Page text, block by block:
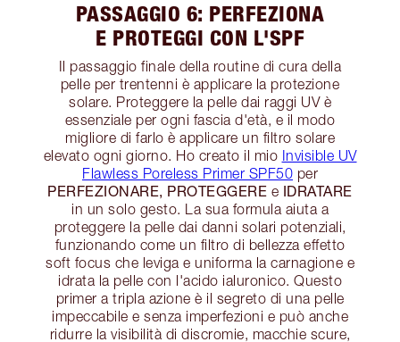
PASSAGGIO 6: PERFEZIONA
E PROTEGGI CON L'SPF
Il passaggio finale della routine di cura della
pelle per trentenni è applicare la protezione
solare. Proteggere la pelle dai raggi UV è
essenziale per ogni fascia d'età, e il modo
migliore di farlo è applicare un filtro solare
elevato ogni giorno. Ho creato il mio Invisible UV
Flawless Poreless Primer SPF50 per
PERFEZIONARE, PROTEGGERE e IDRATARE
in un solo gesto. La sua formula aiuta a
proteggere la pelle dai danni solari potenziali,
funzionando come un filtro di bellezza effetto
soft focus che leviga e uniforma la carnagione e
idrata la pelle con l'acido ialuronico. Questo
primer a tripla azione è il segreto di una pelle
impeccabile e senza imperfezioni e può anche
ridurre la visibilità di discromie, macchie scure,